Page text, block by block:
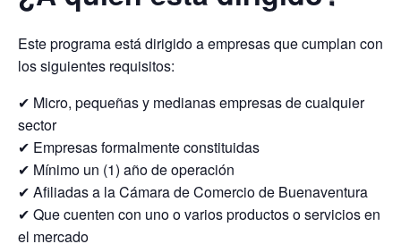
Este programa está dirigido a empresas que cumplan con
los siguientes requisitos:
✔ Micro, pequeñas y medianas empresas de cualquier
sector
✔ Empresas formalmente constituidas
✔ Mínimo un (1) año de operación
✔ Afiliadas a la Cámara de Comercio de Buenaventura
✔ Que cuenten con uno o varios productos o servicios en
el mercado